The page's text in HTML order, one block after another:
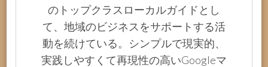
のトップクラスローカルガイドとし
て、地域のビジネスをサポートする活
動を続けている。シンプルで現実的、
実践しやすくて再現性の高いGoogleマ